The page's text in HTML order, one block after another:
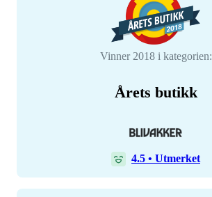
Vinner 2018 i kategorien:
Årets butikk
4.5 • Utmerket